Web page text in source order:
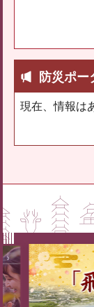
防災ポー
現在、情報は